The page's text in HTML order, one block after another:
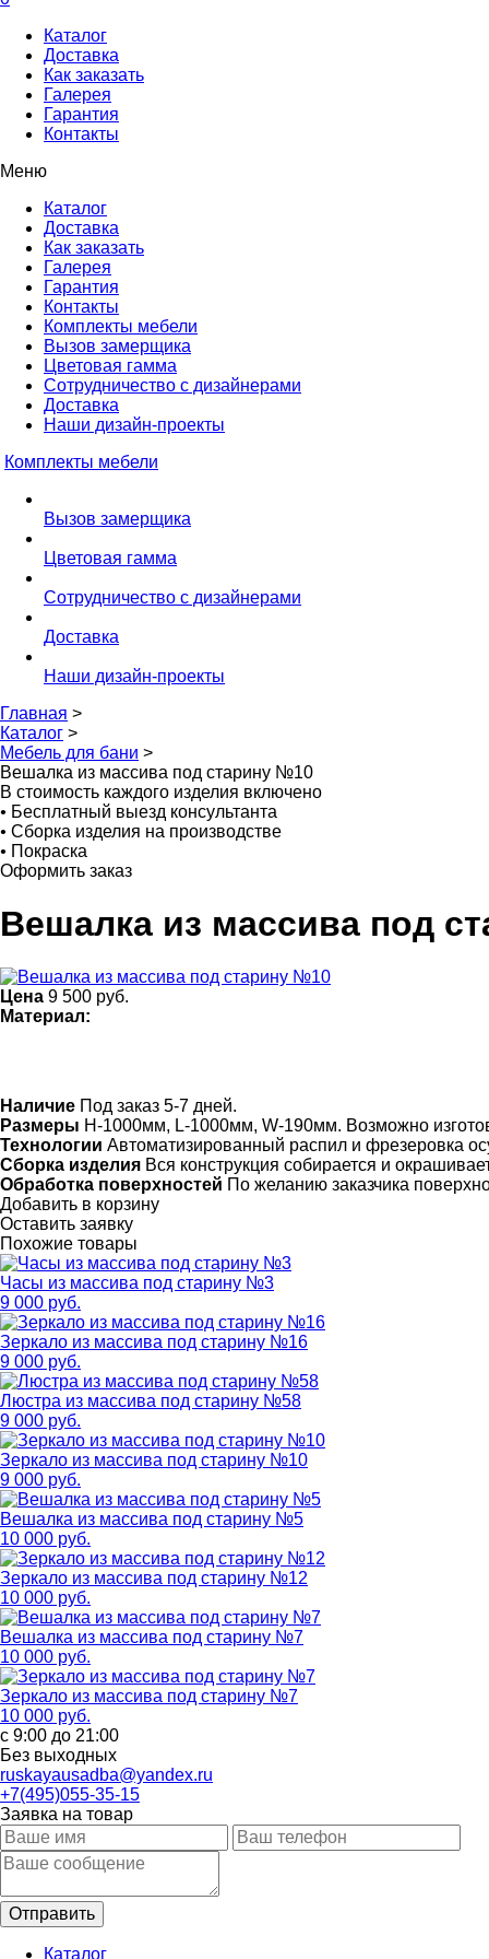
Каталог
Доставка
Как заказать
Галерея
Гарантия
Контакты
Меню
Каталог
Доставка
Как заказать
Галерея
Гарантия
Контакты
Комплекты мебели
Вызов замерщика
Цветовая гамма
Сотрудничество с дизайнерами
Доставка
Наши дизайн-проекты
Комплекты мебели
Вызов замерщика
Цветовая гамма
Сотрудничество с дизайнерами
Доставка
Наши дизайн-проекты
Главная >
Каталог >
Мебель для бани >
Вешалка из массива под старину №10
В стоимость каждого изделия включено
• Бесплатный выезд консультанта
• Сборка изделия на производстве
• Покраска
Оформить заказ
Вешалка из массива под
Цена 9 500 руб.
Материал:
Наличие Под заказ 5-7 дней.
Размеры H-1000мм, L-1000мм, W-190мм. Возможно
Технологии Автоматизированный распил и фрезеровка
Сборка изделия Вся конструкция собирается и
Обработка поверхностей По желанию заказчика
Добавить в корзину
Оставить заявку
Похожие товары
Часы из массива под старину №3
9 000 руб.
Зеркало из массива под старину №16
9 000 руб.
Люстра из массива под старину №58
9 000 руб.
Зеркало из массива под старину №10
9 000 руб.
Вешалка из массива под старину №5
10 000 руб.
Зеркало из массива под старину №12
10 000 руб.
Вешалка из массива под старину №7
10 000 руб.
Зеркало из массива под старину №7
10 000 руб.
с 9:00 до 21:00
Без выходных
ruskayausadba@yandex.ru
+7(495)055-35-15
Заявка на товар
Каталог